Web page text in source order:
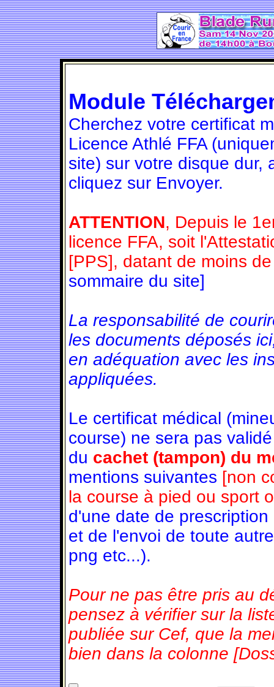
Module
Cherchez votre certificat
Licence Athlé FFA
site) sur votre disque dur,
cliquez sur Envoyer.
ATTENTION, Depuis le
licence FFA, soit
[PPS], datant de moins
sommaire du site]
La responsabilité de
les documents déposés
en adéquation avec les
appliquées.
Le certificat médical
course) ne sera pas
du cachet (tampon) du
mentions suivantes [non
la course à pied ou sport
d'une date de
et de l'envoi de toute
png etc...).
Pour ne pas être pris au
pensez à vérifier sur la
publiée sur Cef, que la
bien dans la colonne